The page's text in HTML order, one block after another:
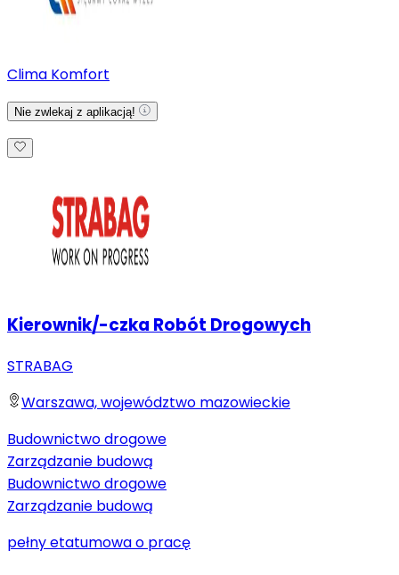
Clima Komfort
Nie zwlekaj z aplikacją!
Kierownik/-czka Robót Drogowych
STRABAG
Warszawa, województwo mazowieckie
Budownictwo drogowe
Zarządzanie budową
Budownictwo drogowe
Zarządzanie budową
pełny etatumowa o pracę